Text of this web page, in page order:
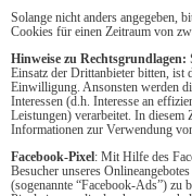
Solange nicht anders angegeben,
Cookies für einen Zeitraum von
Hinweise zu Rechtsgrundlagen:
Einsatz der Drittanbieter bitten, ist
Einwilligung. Ansonsten werden
Interessen (d.h. Interesse an
Leistungen) verarbeitet. In diesem
Informationen zur Verwendung
Facebook-Pixel: Mit Hilfe des
Besucher unseres
(sogenannte “Facebook-Ads”) zu